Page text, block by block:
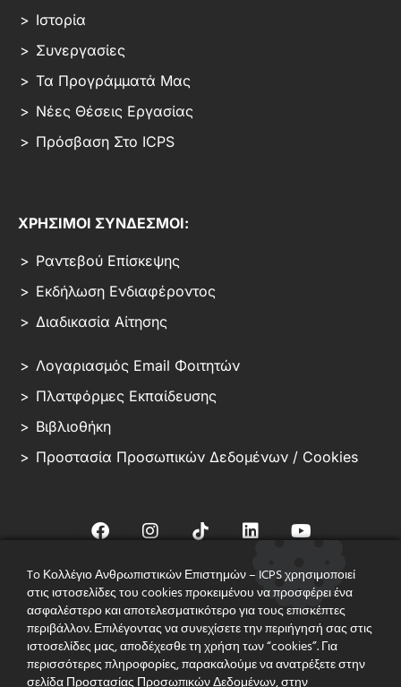
Ιστορία
Συνεργασίες
Τα Προγράμματά Μας
Νέες Θέσεις Εργασίας
Πρόσβαση Στο ICPS
ΧΡΗΣΙΜΟΙ ΣΥΝΔΕΣΜΟΙ:
Ραντεβού Επίσκεψης
Εκδήλωση Ενδιαφέροντος
Διαδικασία Αίτησης
Λογαριασμός Email Φοιτητών
Πλατφόρμες Εκπαίδευσης
Βιβλιοθήκη
Προστασία Προσωπικών Δεδομένων / Cookies
© ICPS – ALL RIGHT RESERVED
Με Άδεια Λειτουργίας του Υπουργείου Παιδείας (Αρ. 94540/ΙΑ/15-07-
2013) &
τη Διασφάλιση Ποιότητας του Βρετανικού Συστήματος Ανώτατης
Εκπαίδευσης
To Κολλέγιο Ανθρωπιστικών Επιστημών – ICPS χρησιμοποιεί
στις ιστοσελίδες του cookies προκειμένου να προσφέρει ένα
ασφαλέστερο και αποτελεσματικότερο για τους επισκέπτες
περιβάλλον. Επιλέγοντας να συνεχίσετε την περιήγησή σας στις
ιστοσελίδες μας, αποδέχεσθε τη χρήση των “cookies”. Για
περισσότερες πληροφορίες, παρακαλούμε να ανατρέξετε στην